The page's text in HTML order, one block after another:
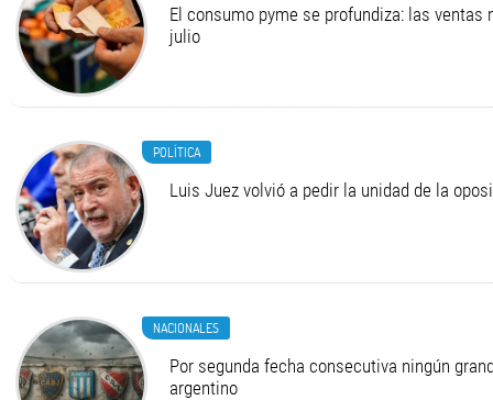
El consumo pyme se profundiza: las ventas
julio
POLÍTICA
Luis Juez volvió a pedir la unidad de la
NACIONALES
Por segunda fecha consecutiva ningún
argentino